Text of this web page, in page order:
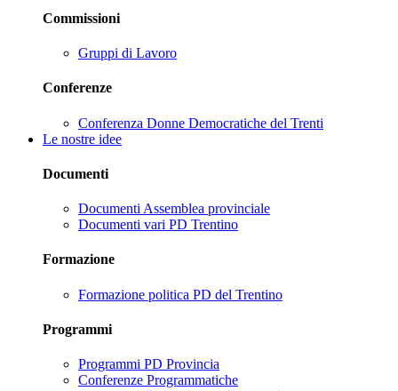
Commissioni
Gruppi di Lavoro
Conferenze
Conferenza Donne Democratiche del Trenti
Le nostre idee
Documenti
Documenti Assemblea provinciale
Documenti vari PD Trentino
Formazione
Formazione politica PD del Trentino
Programmi
Programmi PD Provincia
Conferenze Programmatiche